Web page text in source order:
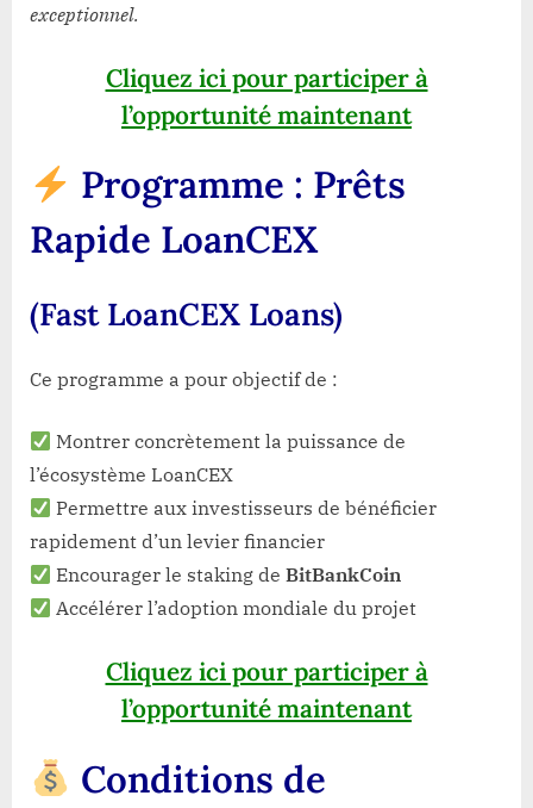
exceptionnel.
Cliquez ici pour participer à
l’opportunité maintenant
Programme : Prêts
Rapide LoanCEX
(Fast LoanCEX Loans)
Ce programme a pour objectif de :
Montrer concrètement la puissance de
l’écosystème LoanCEX
Permettre aux investisseurs de bénéficier
rapidement d’un levier financier
Encourager le staking deBitBankCoin
Accélérer l’adoption mondiale du projet
Cliquez ici pour participer à
l’opportunité maintenant
Conditions de